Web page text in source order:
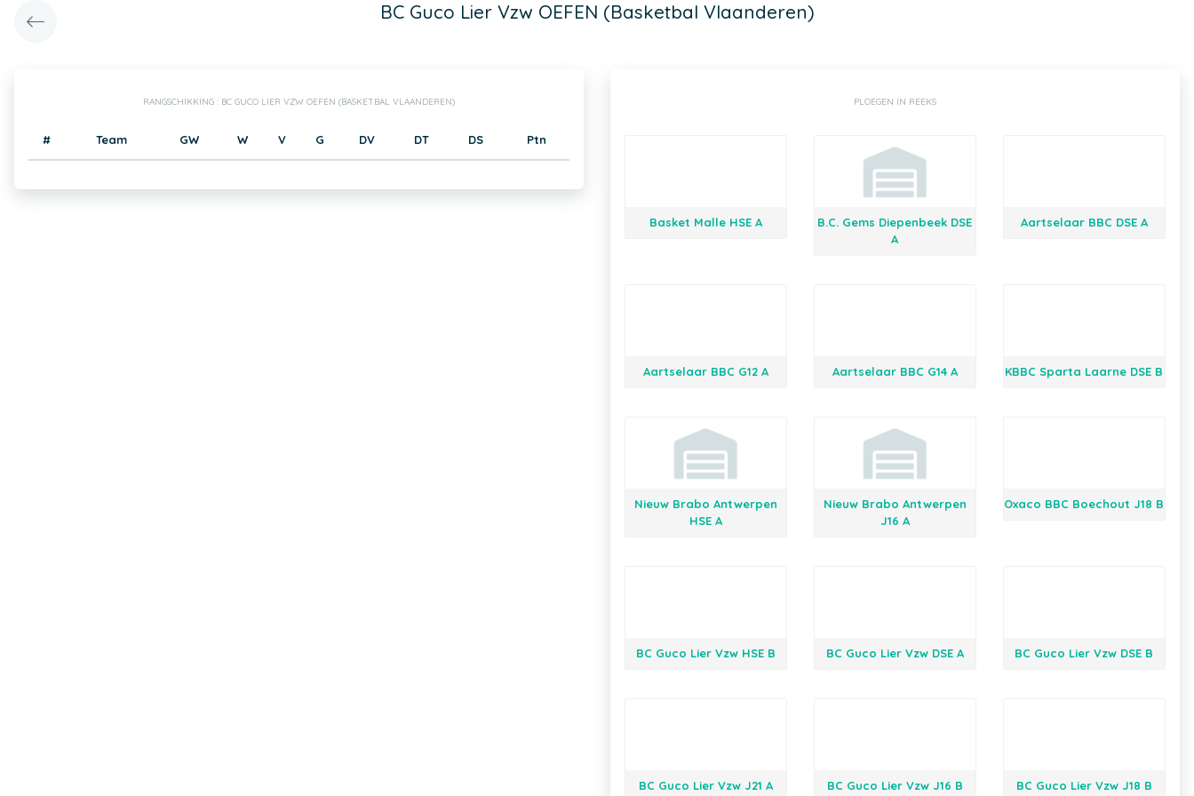
BC Guco Lier Vzw OEFEN (Basketbal Vlaanderen)
RANGSCHIKKING : BC GUCO LIER VZW OEFEN (BASKETBAL VLAANDEREN)
# Team GW W V G DV DT DS Ptn
PLOEGEN IN REEKS
Basket Malle HSE A
B.C. Gems Diepenbeek DSE
A
Aartselaar BBC DSE A
Aartselaar BBC G12 A Aartselaar BBC G14 A KBBC Sparta Laarne DSE B
Nieuw Brabo Antwerpen
HSE A
Nieuw Brabo Antwerpen
J16 A
Oxaco BBC Boechout J18 B
BC Guco Lier Vzw HSE B BC Guco Lier Vzw DSE A BC Guco Lier Vzw DSE B
BC Guco Lier Vzw J21 A BC Guco Lier Vzw J16 B BC Guco Lier Vzw J18 B